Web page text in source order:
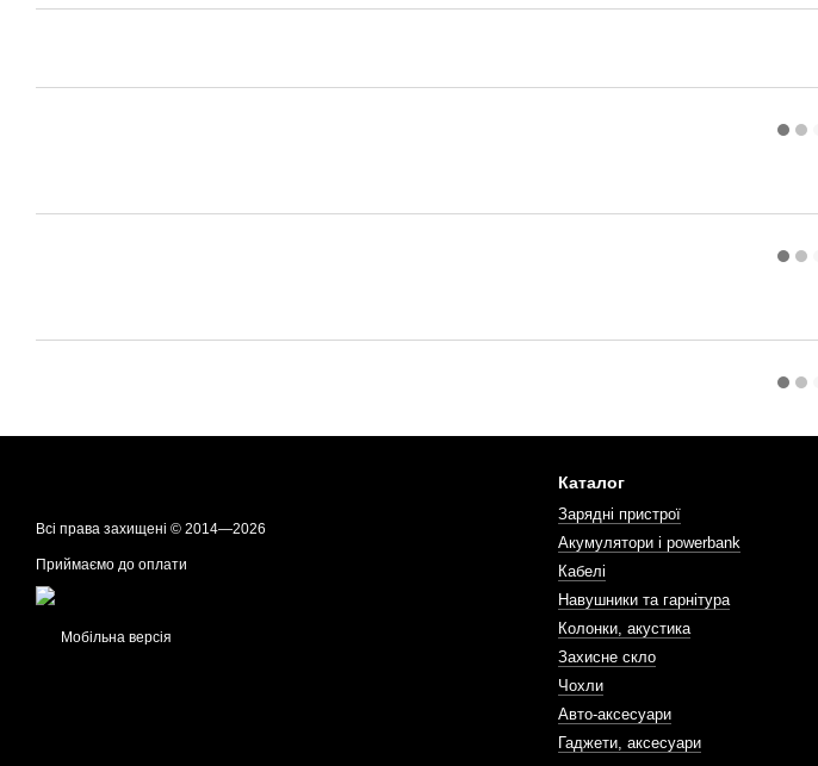
Всі права захищені © 2014—2026
Приймаємо до оплати
Мобільна версія
Каталог
Зарядні пристрої
Акумулятори і powerbank
Кабелі
Навушники та гарнітура
Колонки, акустика
Захисне скло
Чохли
Авто-аксесуари
Гаджети, аксесуари